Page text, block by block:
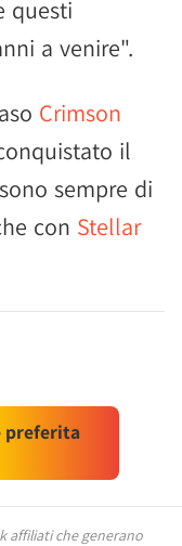
questi
a venire".
Crimson
il
sempre di
con Stellar
preferita
affiliati che generano